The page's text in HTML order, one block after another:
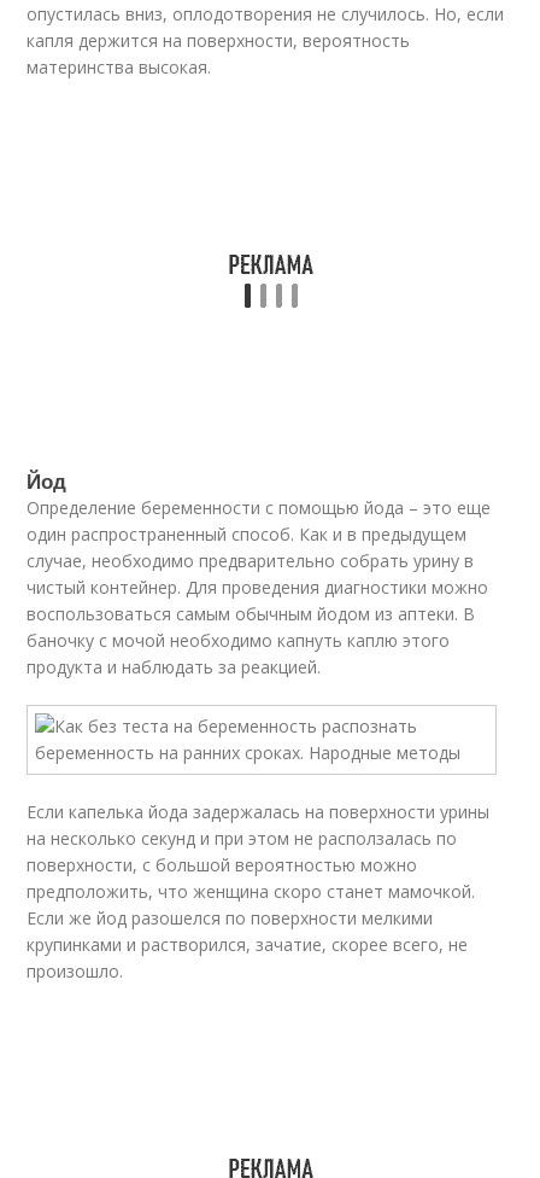
опустилась вниз, оплодотворения не случилось. Но, если
капля держится на поверхности, вероятность
материнства высокая.
Йод
Определение беременности с помощью йода – это еще
один распространенный способ. Как и в предыдущем
случае, необходимо предварительно собрать урину в
чистый контейнер. Для проведения диагностики можно
воспользоваться самым обычным йодом из аптеки. В
баночку с мочой необходимо капнуть каплю этого
продукта и наблюдать за реакцией.
Если капелька йода задержалась на поверхности урины
на несколько секунд и при этом не расползалась по
поверхности, с большой вероятностью можно
предположить, что женщина скоро станет мамочкой.
Если же йод разошелся по поверхности мелкими
крупинками и растворился, зачатие, скорее всего, не
произошло.